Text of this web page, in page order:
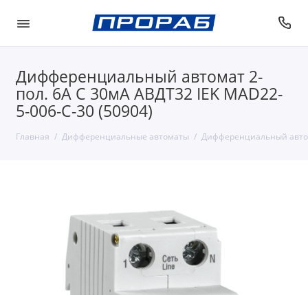
Дифференциальный автомат 2-
пол. 6А С 30мА АВДТ32 IEK MAD22-
5-006-C-30 (50904)
Главная Дифференциальные автоматы Дифференциальный